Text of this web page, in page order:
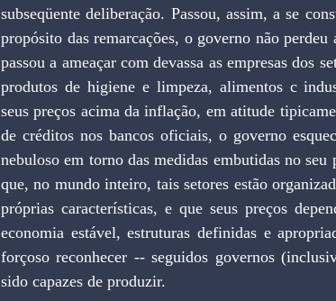
subseqüente deliberação. Passou, assim, a se
propósito das remarcações, o governo não
passou a ameaçar com devassa as empresas dos
produtos de higiene e limpeza, alimentos c
seus preços acima da inflação, em atitude
de créditos nos bancos oficiais, o governo
nebuloso em torno das medidas embutidas no
que, no mundo inteiro, tais setores estão
próprias características, e que seus preços
economia estável, estruturas definidas e
forçoso reconhecer -- seguidos governos
sido capazes de produzir.